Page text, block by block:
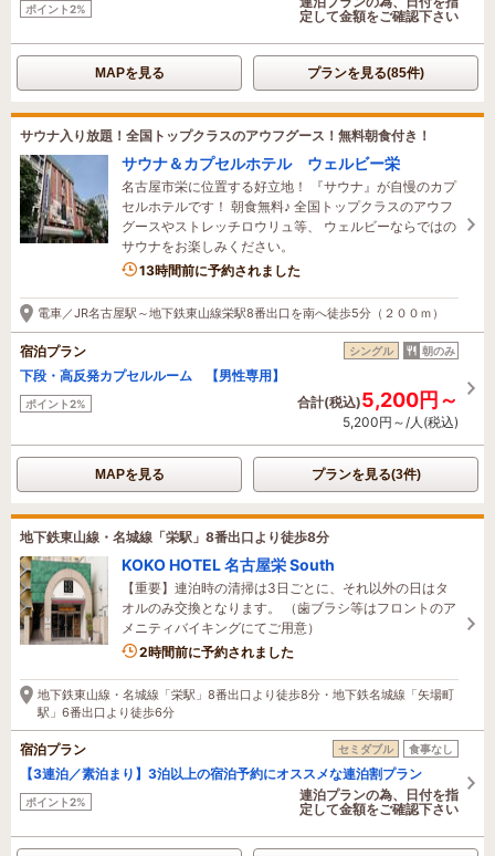
ポイント2%
定して金額をご確認下さい
MAPを見る プランを見る(85件)
サウナ入り放題！全国トップクラスのアウフグース！無料朝食付き！
サウナ＆カプセルホテル ウェルビー栄
名古屋市栄に位置する好立地！ 『サウナ』が自慢のカプ
セルホテルです！ 朝食無料♪ 全国トップクラスのアウフ
グースやストレッチロウリュ等、 ウェルビーならではの
サウナをお楽しみください。
13時間前に予約されました
電車／JR名古屋駅～地下鉄東山線栄駅8番出口を南へ徒歩5分（２００ｍ）
宿泊プラン シングル 朝のみ
下段・高反発カプセルルーム 【男性専用】
ポイント2% 合計(税込)5,200円～
5,200円～/人(税込)
MAPを見る プランを見る(3件)
地下鉄東山線・名城線「栄駅」8番出口より徒歩8分
KOKO HOTEL 名古屋栄 South
【重要】連泊時の清掃は3日ごとに、それ以外の日はタ
オルのみ交換となります。 （歯ブラシ等はフロントのア
メニティバイキングにてご用意）
2時間前に予約されました
地下鉄東山線・名城線「栄駅」8番出口より徒歩8分・地下鉄名城線「矢場町
駅」6番出口より徒歩6分
宿泊プラン セミダブル 食事なし
【3連泊／素泊まり】3泊以上の宿泊予約にオススメな連泊割プラン
ポイント2%
連泊プランの為、日付を指
定して金額をご確認下さい